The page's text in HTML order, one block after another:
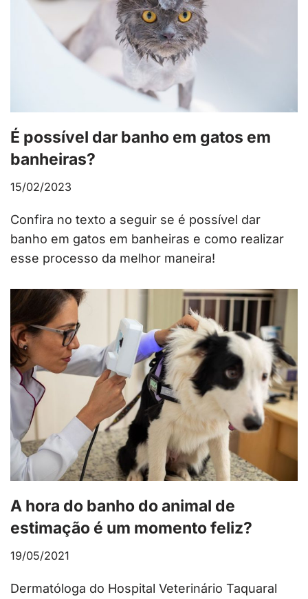
É possível dar banho em gatos em
banheiras?
15/02/2023
Confira no texto a seguir se é possível dar
banho em gatos em banheiras e como realizar
esse processo da melhor maneira!
A hora do banho do animal de
estimação é um momento feliz?
19/05/2021
Dermatóloga do Hospital Veterinário Taquaral